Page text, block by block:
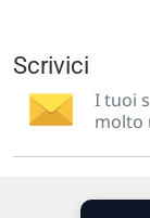
Scrivici
I tuoi
molto